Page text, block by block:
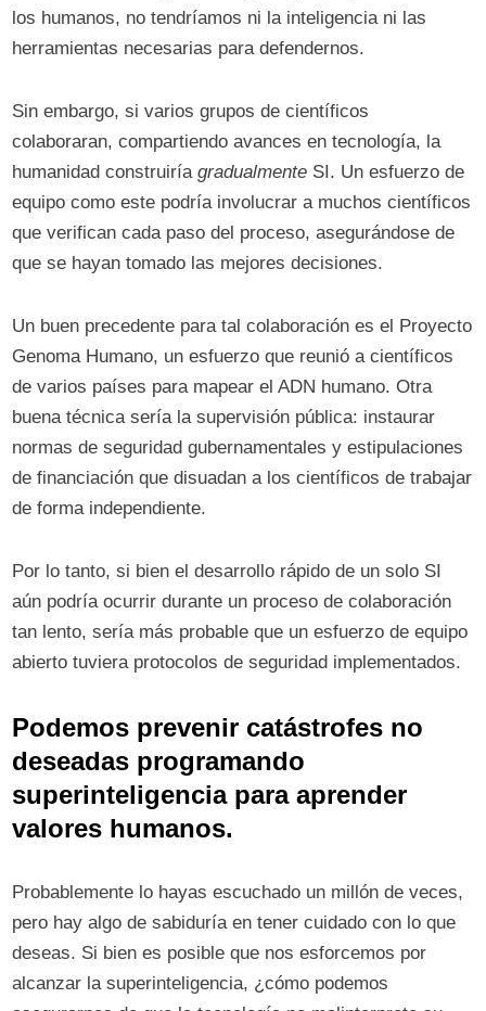
los humanos, no tendríamos ni la inteligencia ni las
herramientas necesarias para defendernos.
Sin embargo, si varios grupos de científicos
colaboraran, compartiendo avances en tecnología, la
humanidad construiríagradualmente SI. Un esfuerzo de
equipo como este podría involucrar a muchos científicos
que verifican cada paso del proceso, asegurándose de
que se hayan tomado las mejores decisiones.
Un buen precedente para tal colaboración es el Proyecto
Genoma Humano, un esfuerzo que reunió a científicos
de varios países para mapear el ADN humano. Otra
buena técnica sería la supervisión pública: instaurar
normas de seguridad gubernamentales y estipulaciones
de financiación que disuadan a los científicos de trabajar
de forma independiente.
Por lo tanto, si bien el desarrollo rápido de un solo SI
aún podría ocurrir durante un proceso de colaboración
tan lento, sería más probable que un esfuerzo de equipo
abierto tuviera protocolos de seguridad implementados.
Podemos prevenir catástrofes no
deseadas programando
superinteligencia para aprender
valores humanos.
Probablemente lo hayas escuchado un millón de veces,
pero hay algo de sabiduría en tener cuidado con lo que
deseas. Si bien es posible que nos esforcemos por
alcanzar la superinteligencia, ¿cómo podemos